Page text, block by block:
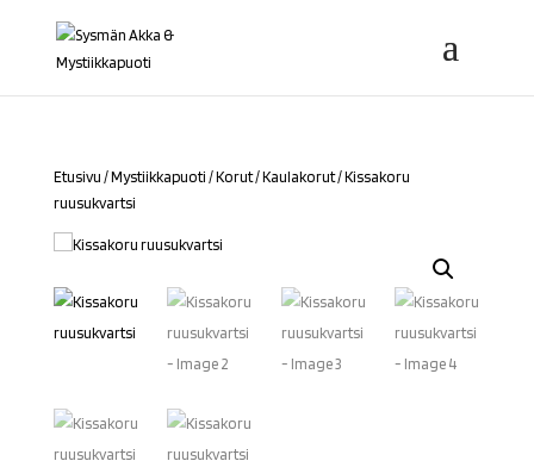
Etusivu /Mystiikkapuoti /Korut/Kaulakorut/ Kissakoru
ruusukvartsi